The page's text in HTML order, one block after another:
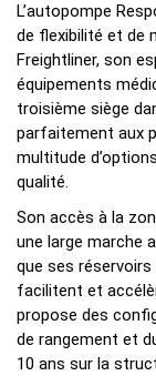
L’autopompe
de flexibilité et de
Freightliner, son
équipements
troisième siège
parfaitement aux
multitude
qualité.
Son accès à la
une large marche
que ses réservoirs
facilitent et
propose des
de rangement et
10 ans sur la